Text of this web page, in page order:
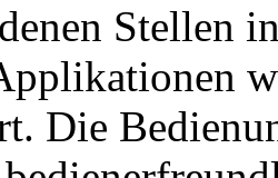
Stellen
Die